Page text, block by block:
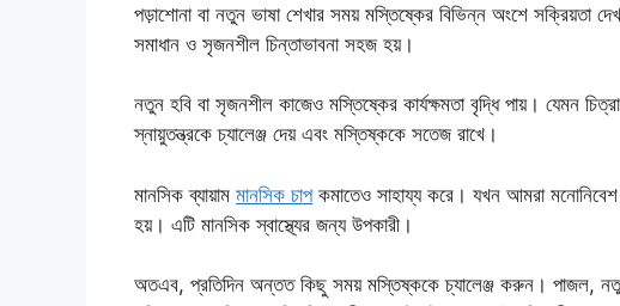
পড়াশোনা বা নতুন ভাষা শেখার সময় মস্তিষ্কের বিভিন্ন অংশে সক্রিয়তা
সমাধান ও সৃজনশীল চিন্তাভাবনা সহজ হয়।
নতুন হবি বা সৃজনশীল কাজেও মস্তিষ্কের কার্যক্ষমতা বৃদ্ধি পায়। যেমন
স্নায়ুতন্ত্রকে চ্যালেঞ্জ দেয় এবং মস্তিষ্ককে সতেজ রাখে।
মানসিক ব্যায়াম মানসিক চাপকমাতেও সাহায্য করে। যখন আমরা
হয়। এটি মানসিক স্বাস্থ্যের জন্য উপকারী।
অতএব, প্রতিদিন অন্তত কিছু সময় মস্তিষ্ককে চ্যালেঞ্জ করুন। পাজল,